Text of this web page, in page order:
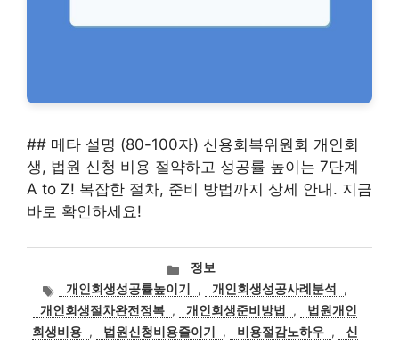
## 메타 설명 (80-100자) 신용회복위원회 개인회
생, 법원 신청 비용 절약하고 성공률 높이는 7단계
A to Z! 복잡한 절차, 준비 방법까지 상세 안내. 지금
바로 확인하세요!
카
테
고
리
정보
태
그
개인회생성공률높이기 , 개인회생성공사례분석
,
개인회생절차완전정복 , 개인회생준비방법 ,
법원개인
회생비용 , 법원신청비용줄이기 , 비용절감노하우 ,
신